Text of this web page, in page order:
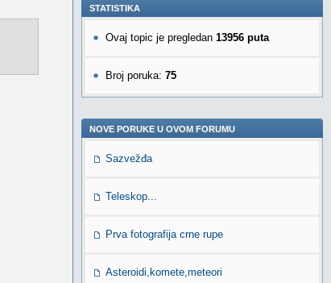
STATISTIKA
Ovaj topic je pregledan 13956 puta
Broj poruka: 75
NOVE PORUKE U OVOM FORUMU
Sazvežđa
Teleskop...
Prva fotografija crne rupe
Asteroidi,komete,meteori